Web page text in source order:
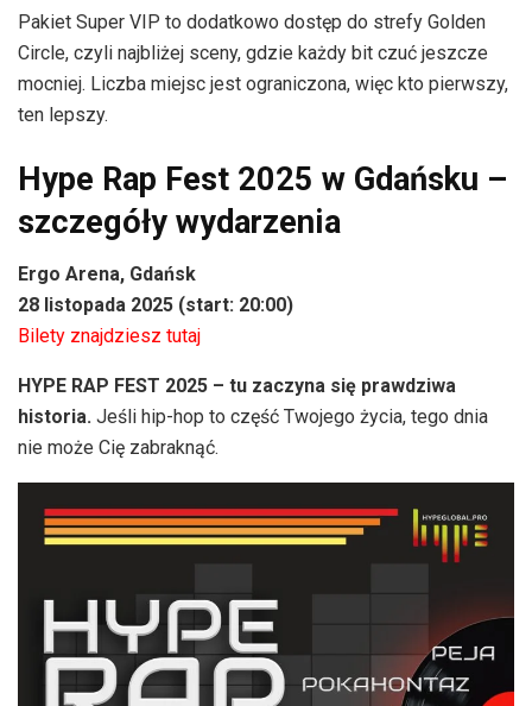
Pakiet Super VIP to dodatkowo dostęp do strefy Golden
Circle, czyli najbliżej sceny, gdzie każdy bit czuć jeszcze
mocniej. Liczba miejsc jest ograniczona, więc kto pierwszy,
ten lepszy.
Hype Rap Fest 2025 w Gdańsku –
szczegóły wydarzenia
Ergo Arena, Gdańsk
28 listopada 2025 (start: 20:00)
Bilety znajdziesz tutaj
HYPE RAP FEST 2025 – tu zaczyna się prawdziwa
historia. Jeśli hip-hop to część Twojego życia, tego dnia
nie może Cię zabraknąć.